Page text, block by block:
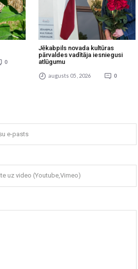
0
Jēkabpils novada kultūras
pārvaldes vadītāja iesniegusi
atlūgumu
augusts 05 , 2026 0
e-pasts
uz video (Youtube,Vimeo)